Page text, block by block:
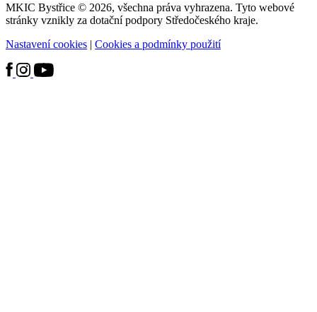
MKIC Bystřice © 2026, všechna práva vyhrazena. Tyto webové
stránky vznikly za dotační podpory Středočeského kraje.
Nastavení cookies | Cookies a podmínky použití